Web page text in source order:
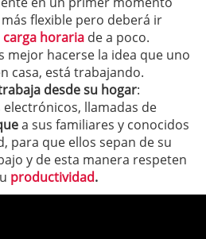
flexible pero deberá ir
carga horaria de a poco.
mejor hacerse la idea que uno
casa, está trabajando.
desde su hogar:
llamadas de
a sus familiares y conocidos
para que ellos sepan de su
y de esta manera respeten
productividad.